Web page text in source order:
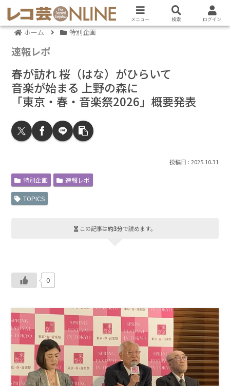
ホーム 特別企画
速報レポ
春が訪れ 桜（はな）がひらいて
音楽が始まる 上野の森に
「東京・春・音楽祭2026」概要発表
2025.10.31
特別企画 速報レポ
TOPICS
この記事は約3分で読めます。
0
メニュー 検索 ログイン